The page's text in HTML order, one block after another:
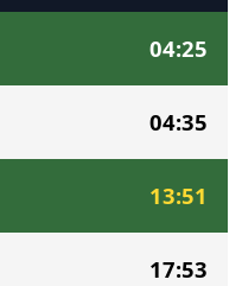
04:25
04:35
13:51
17:53